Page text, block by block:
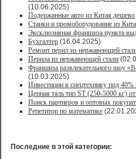
(10.06.2025)
Подержанные авто из Китая дешево
Станки и промоборудование из
Эксклюзивная франшиза пункта
Бухгалтер (16.04.2025)
Ремонт перил из нержавеющей
Перила из нержавеющей стали
Франшиза развлекательного шоу
(10.03.2025)
Инвестиции в спецтехнику под
Цепная таль тип ST (250-5000 кг)
Поиск партнеров и оптовых
Репетитор по математике
Последние в этой категории: